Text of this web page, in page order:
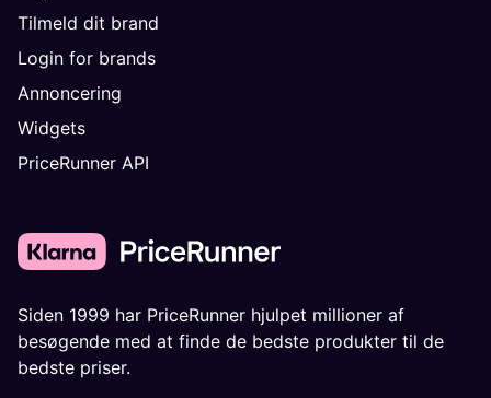
Tilmeld dit brand
Login for brands
Annoncering
Widgets
PriceRunner API
Siden 1999 har PriceRunner hjulpet millioner af
besøgende med at finde de bedste produkter til de
bedste priser.